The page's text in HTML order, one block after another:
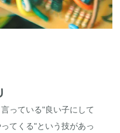
っている"良い子にして
てくる"という技があっ